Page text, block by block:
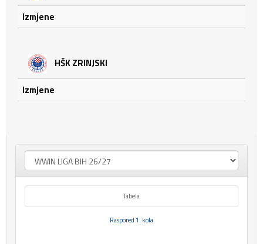
Izmjene
HŠK ZRINJSKI
Izmjene
Tabela
Raspored 1. kola